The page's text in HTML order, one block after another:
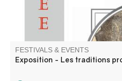
FESTIVALS & EVENTS
Exposition - Les traditions